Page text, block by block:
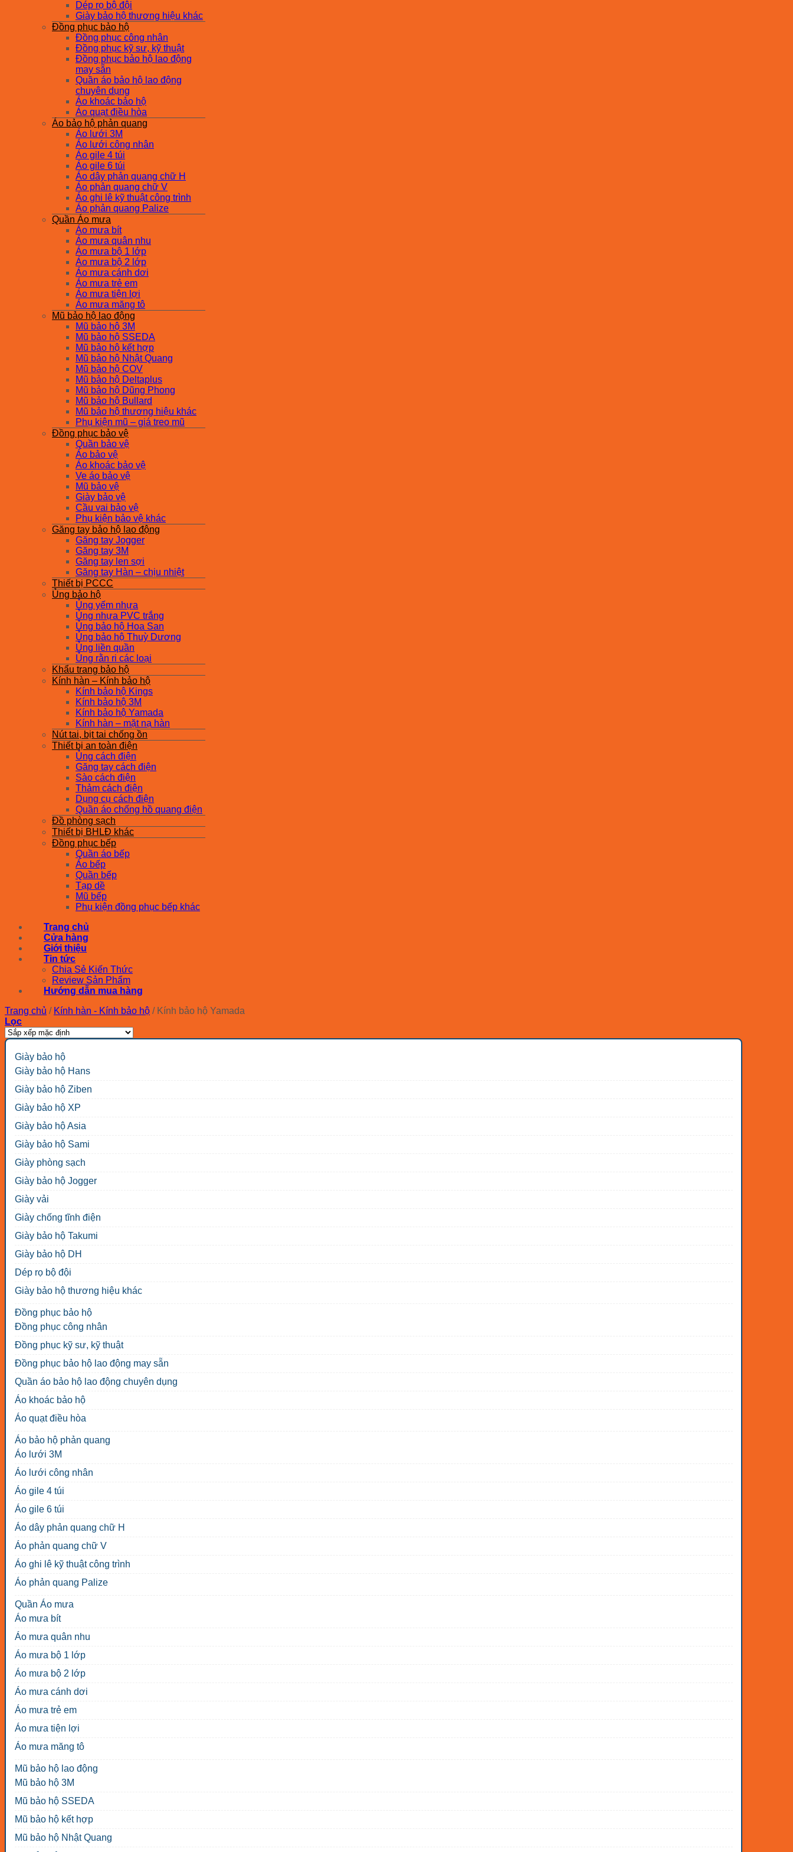
Dép rọ bộ đội
Giày bảo hộ thương hiệu khác
Đồng phục bảo hộ
Đồng phục công nhân
Đồng phục kỹ sư, kỹ thuật
Đồng phục bảo hộ lao động
may sẵn
Quần áo bảo hộ lao động
chuyên dụng
Áo khoác bảo hộ
Áo quạt điều hòa
Áo bảo hộ phản quang
Áo lưới 3M
Áo lưới công nhân
Áo gile 4 túi
Áo gile 6 túi
Áo dây phản quang chữ H
Áo phản quang chữ V
Áo ghi lê kỹ thuật công trình
Áo phản quang Palize
Quần Áo mưa
Áo mưa bít
Áo mưa quân nhu
Áo mưa bộ 1 lớp
Áo mưa bộ 2 lớp
Áo mưa cánh dơi
Áo mưa trẻ em
Áo mưa tiện lợi
Áo mưa măng tô
Mũ bảo hộ lao động
Mũ bảo hộ 3M
Mũ bảo hộ SSEDA
Mũ bảo hộ kết hợp
Mũ bảo hộ Nhật Quang
Mũ bảo hộ COV
Mũ bảo hộ Deltaplus
Mũ bảo hộ Dũng Phong
Mũ bảo hộ Bullard
Mũ bảo hộ thương hiệu khác
Phụ kiện mũ – giá treo mũ
Đồng phục bảo vệ
Quần bảo vệ
Áo bảo vệ
Áo khoác bảo vệ
Ve áo bảo vệ
Mũ bảo vệ
Giày bảo vệ
Cầu vai bảo vệ
Phụ kiện bảo vệ khác
Găng tay bảo hộ lao động
Găng tay Jogger
Găng tay 3M
Găng tay len sợi
Găng tay Hàn – chịu nhiệt
Thiết bị PCCC
Ủng bảo hộ
Ủng yếm nhựa
Ủng nhựa PVC trắng
Ủng bảo hộ Hoa San
Ủng bảo hộ Thuỳ Dương
Ủng liền quần
Ủng rằn ri các loại
Khẩu trang bảo hộ
Kính hàn – Kính bảo hộ
Kính bảo hộ Kings
Kính bảo hộ 3M
Kính bảo hộ Yamada
Kính hàn – mặt nạ hàn
Nút tai, bịt tai chống ồn
Thiết bị an toàn điện
Ủng cách điện
Găng tay cách điện
Sào cách điện
Thảm cách điện
Dụng cụ cách điện
Quần áo chống hồ quang điện
Đồ phòng sạch
Thiết bị BHLĐ khác
Đồng phục bếp
Quần áo bếp
Áo bếp
Quần bếp
Tạp dề
Mũ bếp
Phụ kiện đồng phục bếp khác
Trang chủ
Cửa hàng
Giới thiệu
Tin tức
Chia Sẻ Kiến Thức
Review Sản Phẩm
Hướng dẫn mua hàng
Trang chủ / Kính hàn - Kính bảo hộ /Kính bảo hộ Yamada
Lọc
Giày bảo hộ
Giày bảo hộ Hans
Giày bảo hộ Ziben
Giày bảo hộ XP
Giày bảo hộ Asia
Giày bảo hộ Sami
Giày phòng sạch
Giày bảo hộ Jogger
Giày vải
Giày chống tĩnh điện
Giày bảo hộ Takumi
Giày bảo hộ DH
Dép rọ bộ đội
Giày bảo hộ thương hiệu khác
Đồng phục bảo hộ
Đồng phục công nhân
Đồng phục kỹ sư, kỹ thuật
Đồng phục bảo hộ lao động may sẵn
Quần áo bảo hộ lao động chuyên dụng
Áo khoác bảo hộ
Áo quạt điều hòa
Áo bảo hộ phản quang
Áo lưới 3M
Áo lưới công nhân
Áo gile 4 túi
Áo gile 6 túi
Áo dây phản quang chữ H
Áo phản quang chữ V
Áo ghi lê kỹ thuật công trình
Áo phản quang Palize
Quần Áo mưa
Áo mưa bít
Áo mưa quân nhu
Áo mưa bộ 1 lớp
Áo mưa bộ 2 lớp
Áo mưa cánh dơi
Áo mưa trẻ em
Áo mưa tiện lợi
Áo mưa măng tô
Mũ bảo hộ lao động
Mũ bảo hộ 3M
Mũ bảo hộ SSEDA
Mũ bảo hộ kết hợp
Mũ bảo hộ Nhật Quang